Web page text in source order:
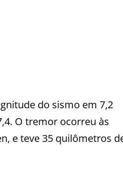
do sismo em 7,2
O tremor ocorreu às
e teve 35 quilômetros